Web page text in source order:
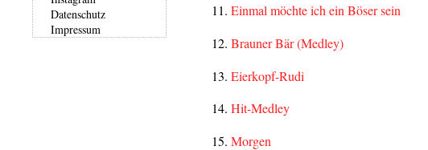
Datenschutz
Impressum
Einmal möchte ich ein Böser sein
Brauner Bär (Medley)
Eierkopf-Rudi
Hit-Medley
Morgen